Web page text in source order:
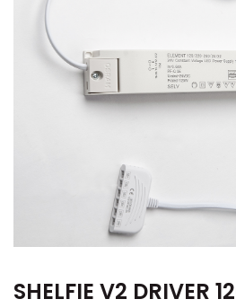
SHELFIE V2 DRIVER